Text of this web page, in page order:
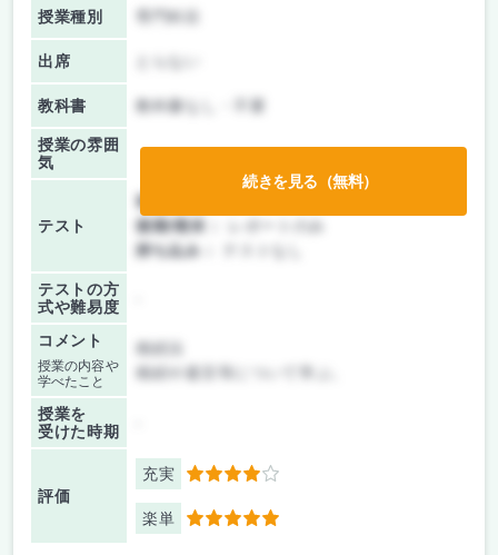
授業種別
出席
教科書 教科書なし・不要
授業の雰囲
気
テスト
前期/中間：
後期/期末：
持ち込み：
テストの方
式や難易度
コメント
授業の内容や
学べたこと
相続法
授業を
受けた時期
評価
充実 4
楽単 5
続きを見る（無料）